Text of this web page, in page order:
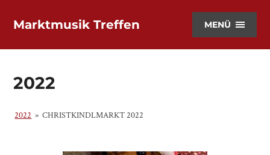
Marktmusik Treffen MENÜ
2022
2022 » CHRISTKINDLMARKT 2022